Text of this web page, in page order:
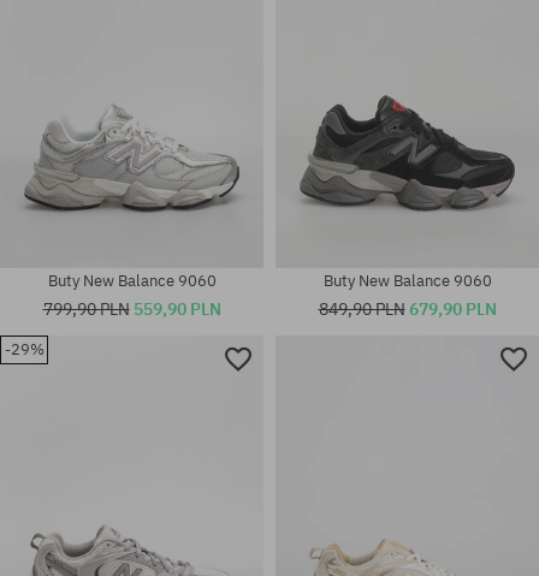
Buty New Balance 9060
799,90 PLN 559,90 PLN
Buty New Balance 9060
849,90 PLN679,90 PLN
-29%